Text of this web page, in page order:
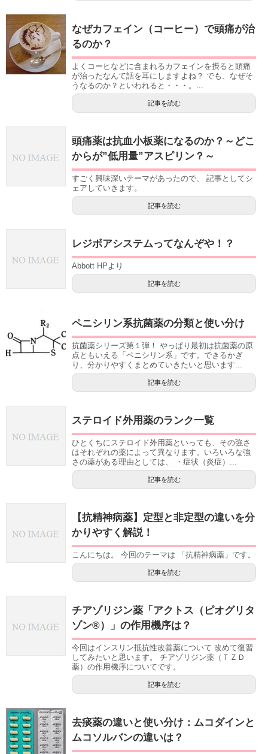
なぜカフェイン（コーヒー）で頭痛が治
るのか？
よくコーヒなどに含まれるカフェインを摂ると頭痛
が治ったなんて話を耳にしますよね？ でも、なぜそ
うなるのか？といわれると・・・。...
記事を読む
頭痛薬は抗血小板薬になるのか？～どこ
からが”低用量”アスピリン？～
すごく興味深いテーマがあったので、 記事としてシ
ェアしていきます。
記事を読む
レジボアシステムってなんぞや！？
Abbott HPより
記事を読む
ペニシリン系抗菌薬の分類と使い分け
抗菌薬シリーズ第１弾！ やっぱり最初は抗菌薬の原
点ともいえる「ペニシリン系」です。できるかぎ
り、分かりやすくまとめていきたいと思います...
記事を読む
ステロイド外用薬のランク一覧
ひとくちにステロイド外用薬といっても、その強さ
はそれぞれの薬によって異なります。いろいろな強
さの薬がある理由としては、 ・症状（炎症）...
記事を読む
【抗精神病薬】定型と非定型の違いを分
かりやすく解説！
こんにちは。 今回のテーマは 「抗精神病薬」です。
記事を読む
チアゾリジン薬「アクトス（ピオグリタ
ゾン®）」の作用機序は？
今回はインスリン抵抗性改善薬について 改めて復習
してみたいと思います。 チアゾリジン薬（ＴＺＤ
薬）の作用機序についてです。
記事を読む
去痰薬の違いと使い分け：ムコダインと
ムコソルバンの違いは？